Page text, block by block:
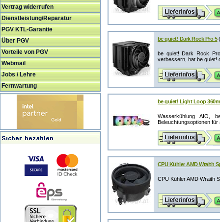
Vertrag widerrufen
Dienstleistung/Reparatur
PGV KTL-Garantie
Über PGV
Vorteile von PGV
Webmail
Jobs / Lehre
Fernwartung
be quiet! Dark Rock Pro 5
be quiet! Dark Rock
verbessern, hat be quiet!
be quiet! Light Loop
Wasserkühlung AIO,
Beleuchtungsoptionen
CPU Kühler AMD Wraith
CPU Kühler AMD Wraith